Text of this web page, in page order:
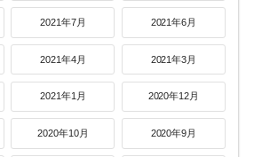
2021年7月 2021年6月
2021年4月 2021年3月
2021年1月 2020年12月
2020年10月 2020年9月